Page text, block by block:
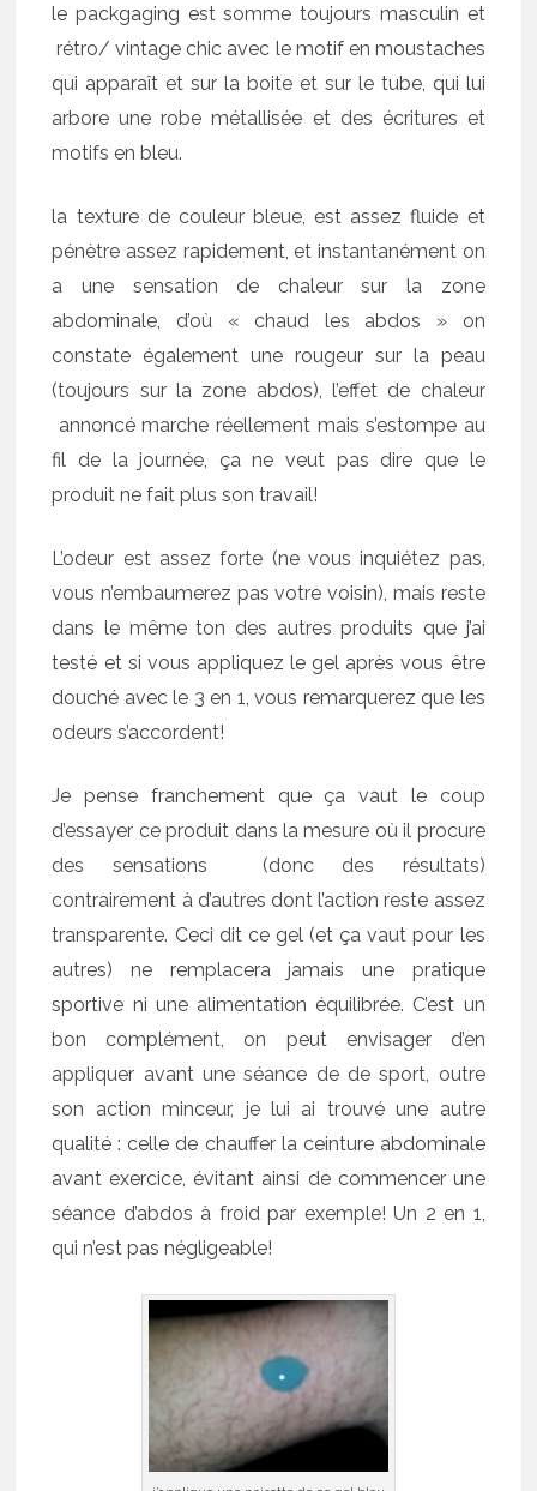
le packgaging est somme toujours masculin et
rétro/ vintage chic avec le motif en moustaches
qui apparaît et sur la boite et sur le tube, qui lui
arbore une robe métallisée et des écritures et
motifs en bleu.
la texture de couleur bleue, est assez fluide et
pénètre assez rapidement, et instantanément on
a une sensation de chaleur sur la zone
abdominale, d’où « chaud les abdos » on
constate également une rougeur sur la peau
(toujours sur la zone abdos), l’effet de chaleur
annoncé marche réellement mais s’estompe au
fil de la journée, ça ne veut pas dire que le
produit ne fait plus son travail!
L’odeur est assez forte (ne vous inquiétez pas,
vous n’embaumerez pas votre voisin), mais reste
dans le même ton des autres produits que j’ai
testé et si vous appliquez le gel après vous être
douché avec le 3 en 1, vous remarquerez que les
odeurs s’accordent!
Je pense franchement que ça vaut le coup
d’essayer ce produit dans la mesure où il procure
des sensations (donc des résultats)
contrairement à d’autres dont l’action reste assez
transparente. Ceci dit ce gel (et ça vaut pour les
autres) ne remplacera jamais une pratique
sportive ni une alimentation équilibrée. C’est un
bon complément, on peut envisager d’en
appliquer avant une séance de de sport, outre
son action minceur, je lui ai trouvé une autre
qualité : celle de chauffer la ceinture abdominale
avant exercice, évitant ainsi de commencer une
séance d’abdos à froid par exemple! Un 2 en 1,
qui n’est pas négligeable!